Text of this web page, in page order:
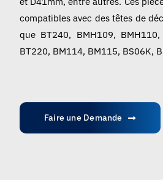
compatibles avec des têtes de
que BT240, BMH109,
BT220, BM114, BM115, BS06K,
Faire une Demande